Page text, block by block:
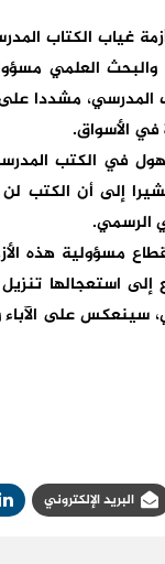
غياب الكتاب
والبحث العلمي
في الأسواق.
في الكتب
الرسمي.
مسؤولية هذه
استعجالها تنزيل
على الآباء
البريد الإلكتروني